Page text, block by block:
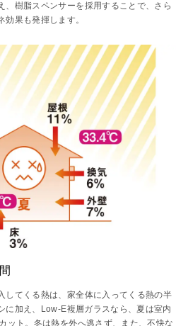
、樹脂スペンサーを採用することで、さら
果も発揮します。
してくる熱は、家全体に入ってくる熱の半
に加え、Low-E複層ガラスなら、夏は室内
ット。冬は熱を外へ逃さず、また、不快な